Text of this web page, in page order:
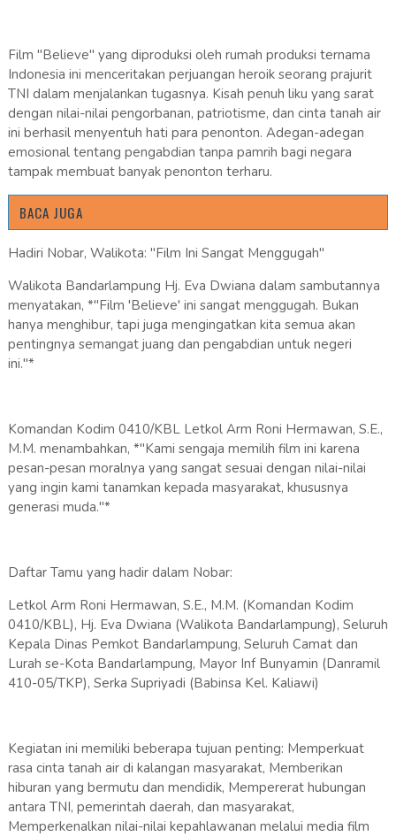
Film "Believe" yang diproduksi oleh rumah produksi ternama
Indonesia ini menceritakan perjuangan heroik seorang prajurit
TNI dalam menjalankan tugasnya. Kisah penuh liku yang sarat
dengan nilai-nilai pengorbanan, patriotisme, dan cinta tanah air
ini berhasil menyentuh hati para penonton. Adegan-adegan
emosional tentang pengabdian tanpa pamrih bagi negara
tampak membuat banyak penonton terharu.
BACA JUGA
Hadiri Nobar, Walikota: "Film Ini Sangat Menggugah"
Walikota Bandarlampung Hj. Eva Dwiana dalam sambutannya
menyatakan, *"Film 'Believe' ini sangat menggugah. Bukan
hanya menghibur, tapi juga mengingatkan kita semua akan
pentingnya semangat juang dan pengabdian untuk negeri
ini."*
Komandan Kodim 0410/KBL Letkol Arm Roni Hermawan, S.E.,
M.M. menambahkan, *"Kami sengaja memilih film ini karena
pesan-pesan moralnya yang sangat sesuai dengan nilai-nilai
yang ingin kami tanamkan kepada masyarakat, khususnya
generasi muda."*
Daftar Tamu yang hadir dalam Nobar:
Letkol Arm Roni Hermawan, S.E., M.M. (Komandan Kodim
0410/KBL), Hj. Eva Dwiana (Walikota Bandarlampung), Seluruh
Kepala Dinas Pemkot Bandarlampung, Seluruh Camat dan
Lurah se-Kota Bandarlampung, Mayor Inf Bunyamin (Danramil
410-05/TKP), Serka Supriyadi (Babinsa Kel. Kaliawi)
Kegiatan ini memiliki beberapa tujuan penting: Memperkuat
rasa cinta tanah air di kalangan masyarakat, Memberikan
hiburan yang bermutu dan mendidik, Mempererat hubungan
antara TNI, pemerintah daerah, dan masyarakat,
Memperkenalkan nilai-nilai kepahlawanan melalui media film